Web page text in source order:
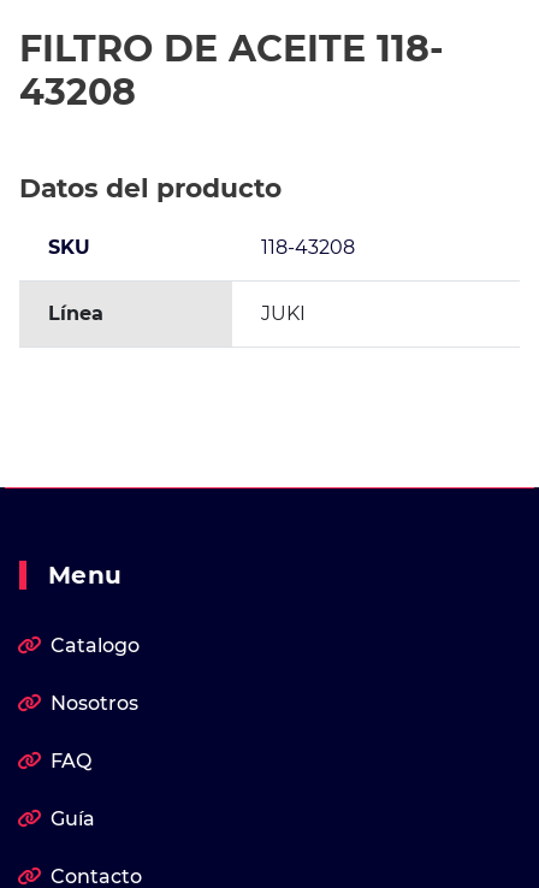
FILTRO DE ACEITE 118-
43208
Datos del producto
SKU 118-43208
Línea JUKI
Menu
Catalogo
Nosotros
FAQ
Guía
Contacto